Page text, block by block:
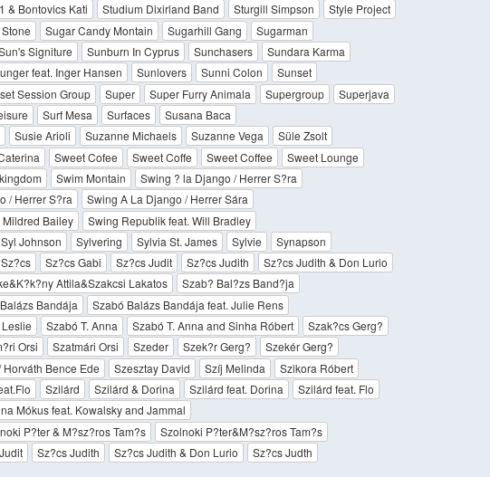
& Bontovics Kati Studium Dixirland Band Sturgill Simpson
Style Project
Sugar Candy Montain Sugarhill Gang
Sugarman
Signiture Sunburn In Cyprus Sunchasers
Sundara Karma
feat. Inger Hansen Sunlovers Sunni Colon
Sunset
Session Group Super Super Furry Animala Supergroup
Superjava
Surf Mesa Surfaces
Susana Baca
Susie Arioli Suzanne Michaels Suzanne Vega
Süle Zsolt
Sweet Cofee Sweet Coffe Sweet Coffee
Sweet Lounge
Swim Montain
Swing ? la Django / Herrer S?ra
/ Herrer S?ra
Swing A La Django / Herrer Sára
Bailey
Swing Republik feat. Will Bradley
Syl Johnson Sylvering Sylvia St. James Sylvie
Synapson
Sz?cs Sz?cs Gabi Sz?cs Judit Sz?cs Judith
Sz?cs Judith & Don Lurio
Attila&Szakcsi Lakatos
Szab? Bal?zs Band?ja
Bandája
Szabó Balázs Bandája feat. Julie Rens
Szabó T. Anna Szabó T. Anna and Sinha Róbert
Szak?cs Gerg?
Orsi Szatmári Orsi Szeder Szek?r Gerg?
Szekér Gerg?
Bence Ede Szesztay David Szíj Melinda
Szikora Róbert
Szilárd Szilárd & Dorina Szilárd feat. Dorina
Szilárd feat. Flo
Mókus feat. Kowalsky and Jammal
P?ter & M?sz?ros Tam?s
Szolnoki P?ter&M?sz?ros Tam?s
Sz?cs Judith Sz?cs Judith & Don Lurio
Sz?cs Judth